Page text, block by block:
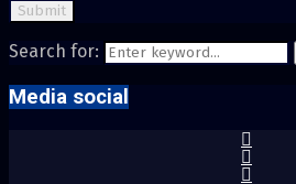
Search for:
Media social